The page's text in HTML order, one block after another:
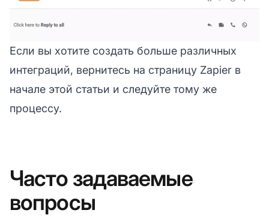
Если вы хотите создать больше различных
интеграций, вернитесь на страницу Zapier в
начале этой статьи и следуйте тому же
процессу.
Часто задаваемые
вопросы